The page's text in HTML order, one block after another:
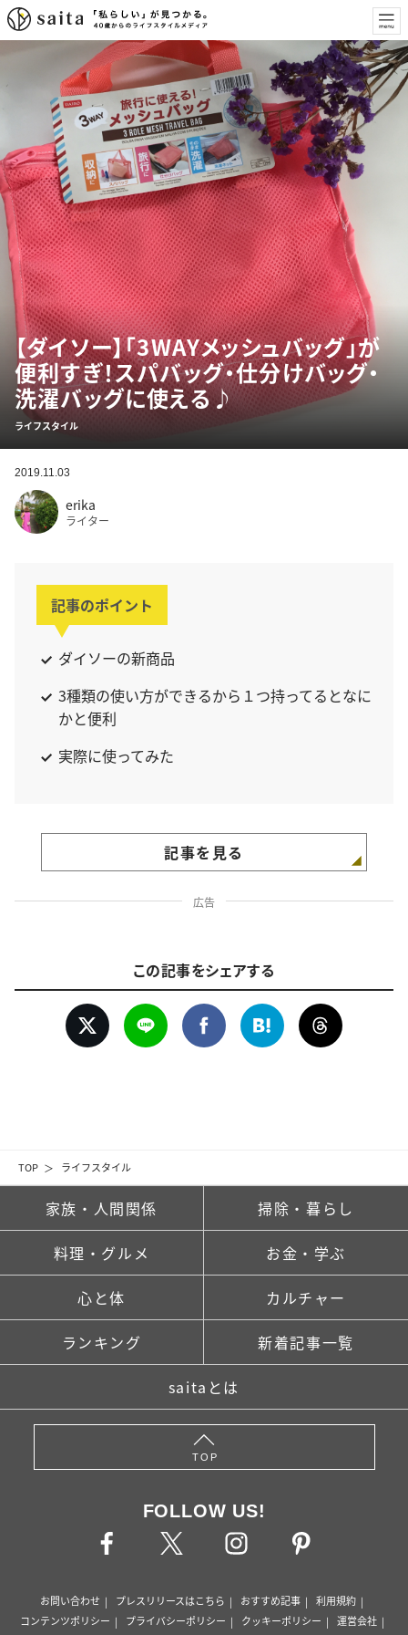
TOP ライフスタイル
【ダイソー】「3WAYメッシュバッグ」が
便利すぎ！スパバッグ・仕分けバッグ・
洗濯バッグに使える♪
ライフスタイル
2019.11.03
erika
ライター
記事のポイント
ダイソーの新商品
3種類の使い方ができるから１つ持ってるとなに
かと便利
実際に使ってみた
記事を見る
広告
この記事をシェアする
家族・人間関係 掃除・暮らし
料理・グルメ お金・学ぶ
心と体 カルチャー
ランキング 新着記事一覧
saitaとは
TOP
FOLLOW US!
お問い合わせ プレスリリースはこちら おすすめ記事
利用規約
コンテンツポリシー
プライバシーポリシー クッキーポリシー
運営会社